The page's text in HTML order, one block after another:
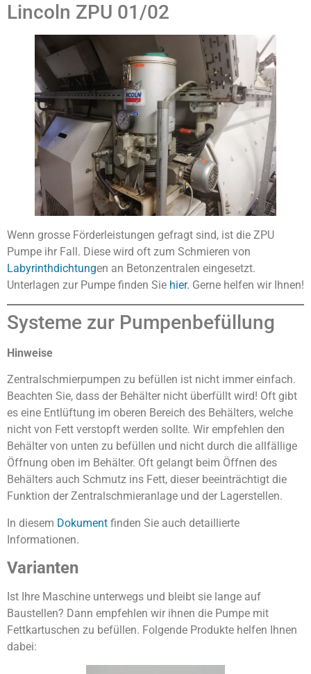
Lincoln ZPU 01/02
Wenn grosse Förderleistungen gefragt sind, ist die ZPU
Pumpe ihr Fall. Diese wird oft zum Schmieren von
Labyrinthdichtungen an Betonzentralen eingesetzt.
Unterlagen zur Pumpe finden Sie hier. Gerne helfen wir Ihnen!
Systeme zur Pumpenbefüllung
Hinweise
Zentralschmierpumpen zu befüllen ist nicht immer einfach.
Beachten Sie, dass der Behälter nicht überfüllt wird! Oft gibt
es eine Entlüftung im oberen Bereich des Behälters, welche
nicht von Fett verstopft werden sollte. Wir empfehlen den
Behälter von unten zu befüllen und nicht durch die allfällige
Öffnung oben im Behälter. Oft gelangt beim Öffnen des
Behälters auch Schmutz ins Fett, dieser beeinträchtigt die
Funktion der Zentralschmieranlage und der Lagerstellen.
In diesem Dokument finden Sie auch detaillierte
Informationen.
Varianten
Ist Ihre Maschine unterwegs und bleibt sie lange auf
Baustellen? Dann empfehlen wir ihnen die Pumpe mit
Fettkartuschen zu befüllen. Folgende Produkte helfen Ihnen
dabei: